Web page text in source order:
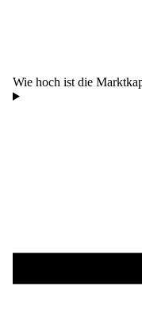
Wie hoch ist die